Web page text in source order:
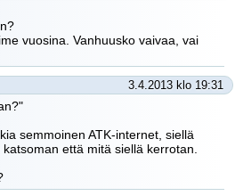
vuosina. Vanhuusko vaivaa, vai
3.4.2013 klo 19:31
semmoinen ATK-internet, siellä
että mitä siellä kerrotan.